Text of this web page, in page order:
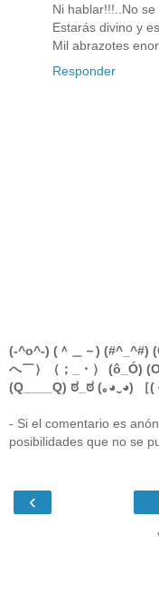
Ni hablar!!!..No
Estarás divino y
Mil abrazotes
Responder
(-^o^-) (＾＿－) (#^_^#)
へ￣）（；_・） (ô_Ó)
(Q____Q) ಠ_ಠ (｡◕‿◕) ［(
- Si el comentario es
posibilidades que no se
‹